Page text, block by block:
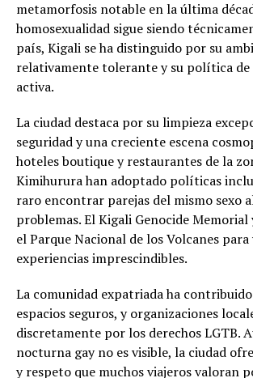
metamorfosis notable en la última
homosexualidad sigue siendo
país, Kigali se ha distinguido por su
relativamente tolerante y su política de
activa.
La ciudad destaca por su limpieza
seguridad y una creciente escena
hoteles boutique y restaurantes de la
Kimihurura han adoptado políticas
raro encontrar parejas del mismo sexo
problemas. El Kigali Genocide Memorial
el Parque Nacional de los Volcanes
experiencias imprescindibles.
La comunidad expatriada ha
espacios seguros, y organizaciones
discretamente por los derechos LGTB.
nocturna gay no es visible, la ciudad
y respeto que muchos viajeros valoran